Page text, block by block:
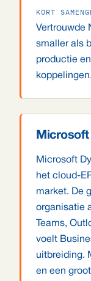
KORT
Vertrouwde
smaller als
productie
koppelingen.
Microsoft
Microsoft
het cloud-
market. De
organisatie
Teams,
voelt
uitbreiding.
en een